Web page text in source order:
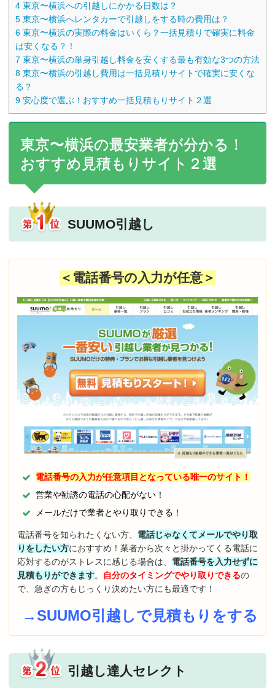
4 東京〜横浜への引越しにかかる日数は？
5 東京〜横浜へレンタカーで引越しをする時の費用は？
6 東京〜横浜の実際の料金はいくら？一括見積りで確実に料金
は安くなる？！
7 東京〜横浜の単身引越し料金を安くする最も有効な3つの方法
8 東京〜横浜の引越し費用は一括見積りサイトで確実に安くな
る？
9 安心度で選ぶ！おすすめ一括見積もりサイト２選
東京〜横浜の最安業者が分かる！
おすすめ見積もりサイト２選
SUUMO引越し
＜電話番号の入力が任意＞
電話番号の入力が任意項目となっている唯一のサイト！
営業や勧誘の電話の心配がない！
メールだけで業者とやり取りできる！
電話番号を知られたくない方、 電話じゃなくてメールでやり取
りをしたい方におすすめ！業者から次々と掛かってくる電話に
応対するのがストレスに感じる場合は、 電話番号を入力せずに
見積もりができます。 自分のタイミングでやり取りできるの
で、急ぎの方もじっくり決めたい方にも最適です！
→SUUMO引越しで見積もりをする
引越し達人セレクト